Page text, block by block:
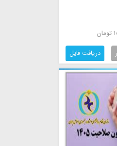
دریافت فایل